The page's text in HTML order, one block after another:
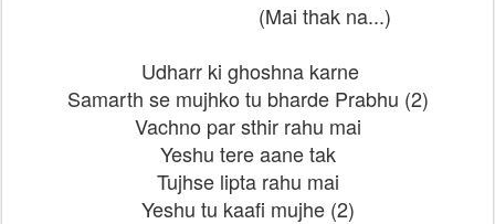
(Mai thak na...)
Udharr ki ghoshna karne
Samarth se mujhko tu bharde Prabhu (2)
Vachno par sthir rahu mai
Yeshu tere aane tak
Tujhse lipta rahu mai
Yeshu tu kaafi mujhe (2)